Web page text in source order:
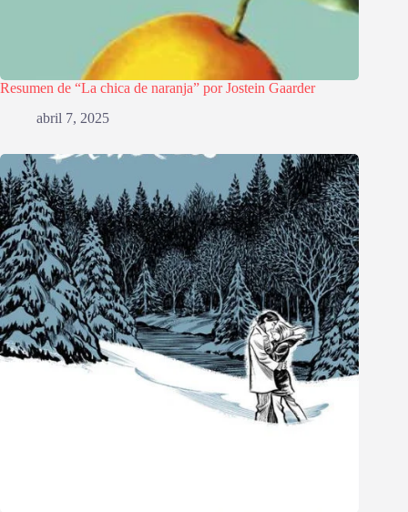
Resumen de “La chica de naranja” por Jostein Gaarder
abril 7, 2025